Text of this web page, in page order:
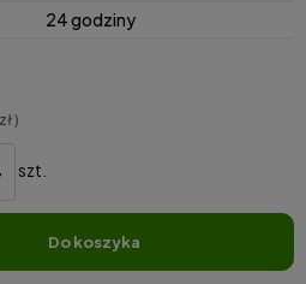
24 godziny
)
szt.
do koszyka